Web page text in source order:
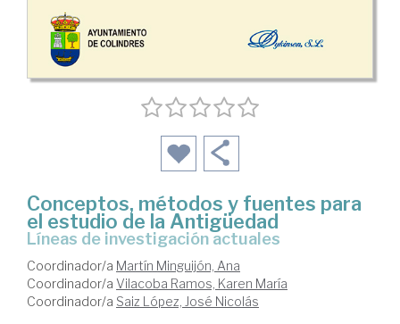
Conceptos, métodos y fuentes para
el estudio de la Antigüedad
líneas de investigación actuales
Coordinador/a Martín Minguijón, Ana
Coordinador/a Vilacoba Ramos, Karen María
Coordinador/a Saiz López, José Nicolás